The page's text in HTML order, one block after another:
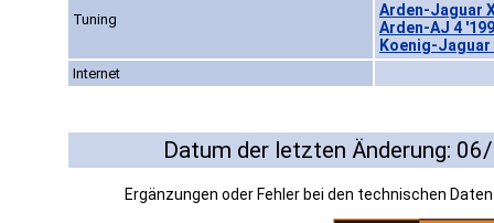
Tuning
Arden-Jaguar
Arden-AJ 4
Koenig-Jaguar
Internet
Datum der letzten Änderung:
Ergänzungen oder Fehler bei den technischen